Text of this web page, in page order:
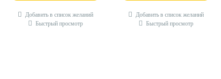
Добавить в список желаний
Быстрый просмотр
Добавить в список желаний
Быстрый просмотр